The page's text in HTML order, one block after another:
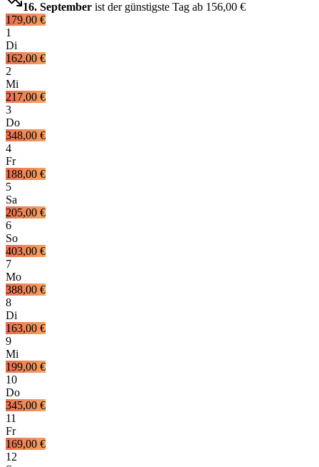
16. September ist der günstigste Tag ab 156,00 €
179,00 €
1
Di
162,00 €
2
Mi
217,00 €
3
Do
348,00 €
4
Fr
188,00 €
5
Sa
205,00 €
6
So
403,00 €
7
Mo
388,00 €
8
Di
163,00 €
9
Mi
199,00 €
10
Do
345,00 €
11
Fr
169,00 €
12